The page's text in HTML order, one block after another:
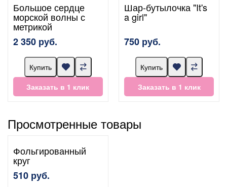
Большое сердце
морской волны с
метрикой
2 350 руб.
Купить
Заказать в 1 клик
Шар-бутылочка "It's
a girl"
750 руб.
Купить
Заказать в 1 клик
Просмотренные товары
Фольгированный
круг
510 руб.